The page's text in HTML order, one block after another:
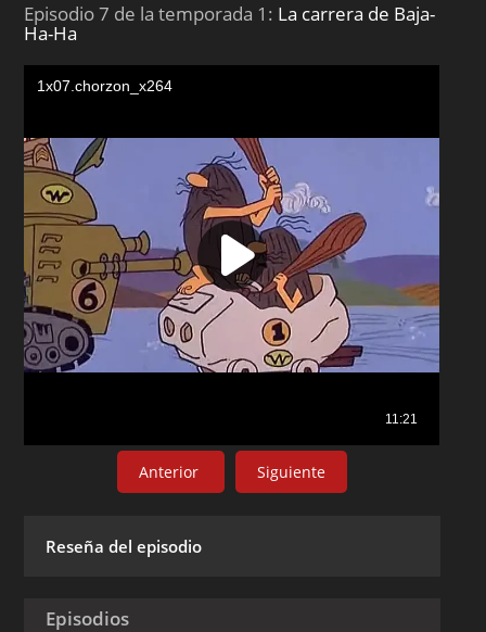
Episodio 7 de la temporada 1: La carrera de Baja-
Ha-Ha
Anterior Siguiente
Reseña del episodio
Episodios